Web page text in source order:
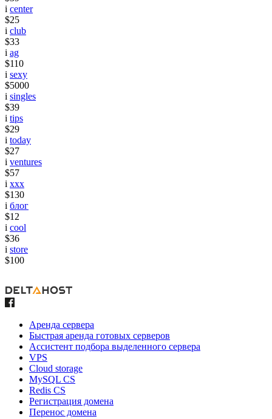
i center
$25
i club
$33
i ag
$110
i sexy
$5000
i singles
$39
i tips
$29
i today
$27
i ventures
$57
i xxx
$130
i блог
$12
i cool
$36
i store
$100
Аренда сервера
Быстрая аренда готовых серверов
Ассистент подбора выделенного сервера
VPS
Cloud storage
MySQL CS
Redis CS
Регистрация домена
Перенос домена